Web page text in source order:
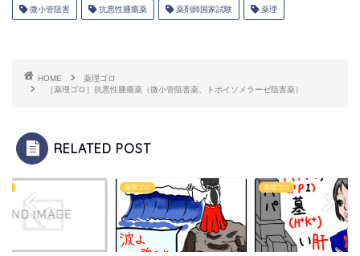
微小管阻害 抗悪性腫瘍薬 薬剤師国家試験 薬理
HOME
薬理ゴロ
［薬理ゴロ］抗悪性腫瘍薬（微小管阻害薬、トポイソメラーゼ阻害薬）
RELATED POST
薬理ゴロ 薬理ゴロ